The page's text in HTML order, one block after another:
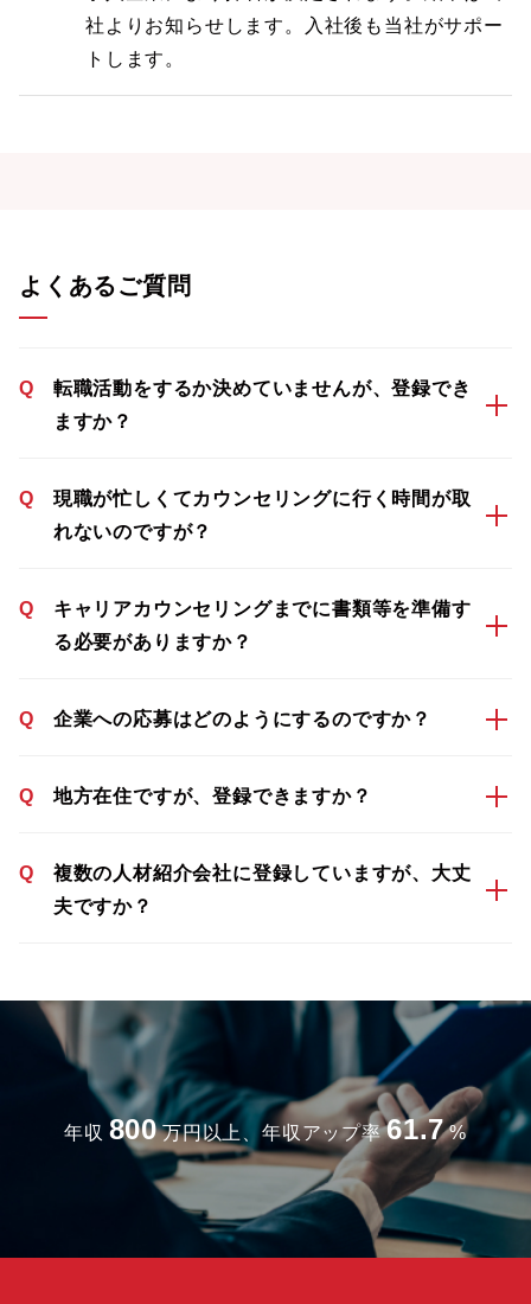
社よりお知らせします。入社後も当社がサポー
トします。
よくあるご質問
Q
転職活動をするか決めていませんが、登録でき
ますか？
Q
現職が忙しくてカウンセリングに行く時間が取
れないのですが？
Q
キャリアカウンセリングまでに書類等を準備す
る必要がありますか？
Q 企業への応募はどのようにするのですか？
Q 地方在住ですが、登録できますか？
Q
複数の人材紹介会社に登録していますが、大丈
夫ですか？
年収 800 万円以上、年収アップ率 61.7 %